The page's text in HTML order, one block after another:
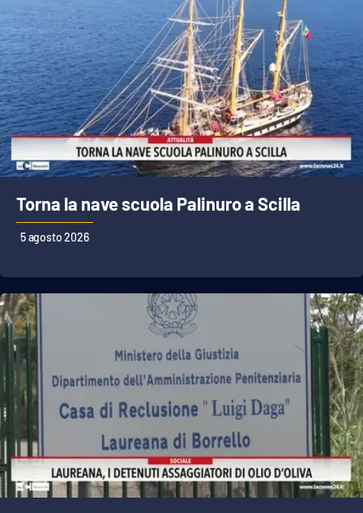
Sport
RUBRICHE
Good Morning Vietnam
Parchi Marini Calabria
Leggendo Alvaro insieme
Le perfidie di Antonella Grippo
Venti di comunicazione
STREAMING
LaC TV
LaC Network
Torna la nave scuola Palinuro a Scilla
5 agosto 2026